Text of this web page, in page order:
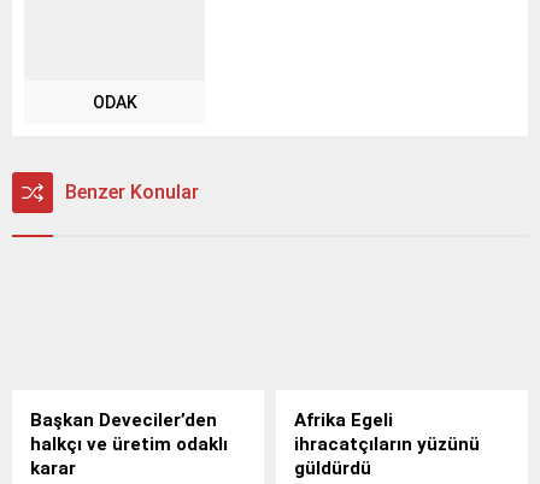
ODAK
Benzer Konular
Başkan Deveciler’den
halkçı ve üretim odaklı
karar
Afrika Egeli
ihracatçıların yüzünü
güldürdü